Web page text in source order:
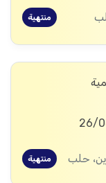
منتهية
حلب منتهية